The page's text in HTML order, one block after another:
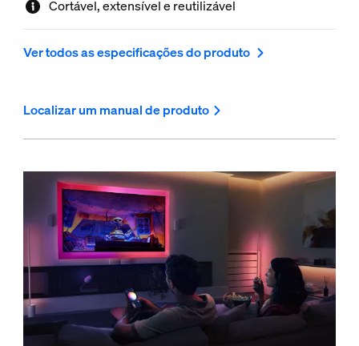
Cortável, extensível e reutilizável
Ver todos as especificações do produto
Localizar um manual de produto